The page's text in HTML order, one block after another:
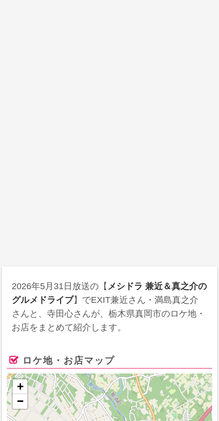
2026年5月31日 放送の【 メシドラ 兼近＆真之介の
グルメドライブ】でEXIT兼近さん・満島真之介
さんと、寺田心さんが、栃木県真岡市のロケ地・
お店をまとめて紹介します。
ロケ地・お店マップ
+
−